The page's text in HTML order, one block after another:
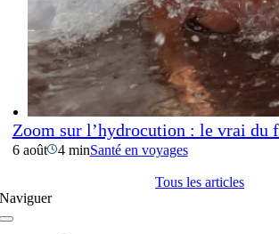
Zoom sur l’hydrocution : le vrai du
6 août 4 minSanté en voyages
Tous les articles
Naviguer
Navigation